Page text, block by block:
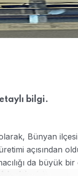
bilgi.
Bünyan
açısından
da büyük